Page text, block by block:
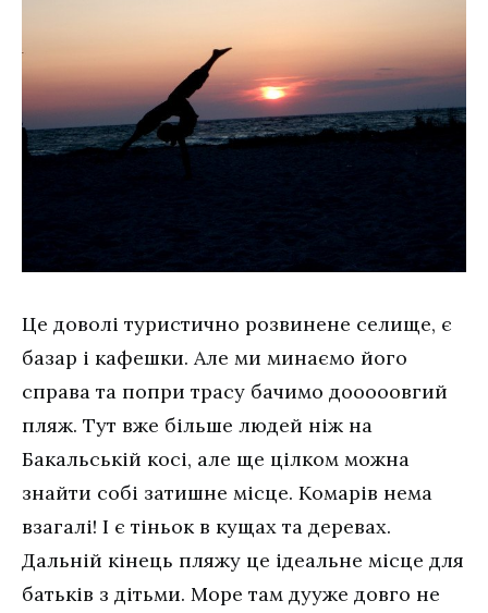
Це доволі туристично розвинене селище, є
базар і кафешки. Але ми минаємо його
справа та попри трасу бачимо дооооовгий
пляж. Тут вже більше людей ніж на
Бакальській косі, але ще цілком можна
знайти собі затишне місце. Комарів нема
взагалі! І є тіньок в кущах та деревах.
Дальній кінець пляжу це ідеальне місце для
батьків з дітьми. Море там дууже довго не